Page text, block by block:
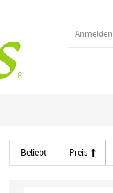
Anmelden
Beliebt Preis